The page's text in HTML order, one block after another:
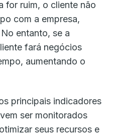
for ruim, o cliente não
com a empresa,
entanto, se a
fará negócios
aumentando o
principais indicadores
ser monitorados
seus recursos e